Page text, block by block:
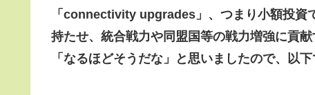
「connectivity upgrades」、つまり小額投資
持たせ、統合戦力や同盟国等の戦力増強に貢
「なるほどそうだな」と思いましたので、以